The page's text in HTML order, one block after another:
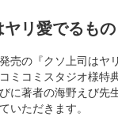
ヤリ愛でるも
売の『クソ上司はヤ
ミコミスタジオ様特
に著者の海野えび先
いただきます。